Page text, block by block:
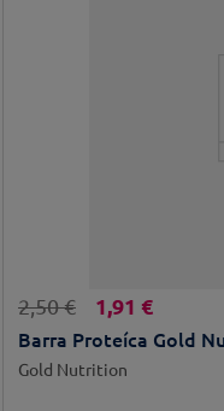
2,50€ 1,91 €
Barra Proteíca Gold
Gold Nutrition